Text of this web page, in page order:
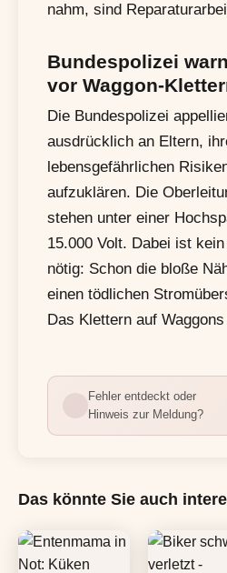
nahm, sind
Bundespolizei
vor Waggon-
Die Bundespolizei
ausdrücklich an Eltern,
lebensgefährlichen
aufzuklären. Die
stehen unter einer
15.000 Volt. Dabei ist
nötig: Schon die bloße
einen tödlichen
Das Klettern auf
Fehler entdeckt oder
Hinweis zur Meldung?
Das könnte Sie auch